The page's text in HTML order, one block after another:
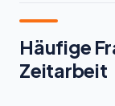
Häufige
Zeitarbeit